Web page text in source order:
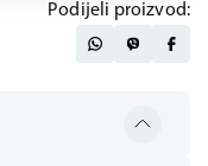
Podijeli proizvod: